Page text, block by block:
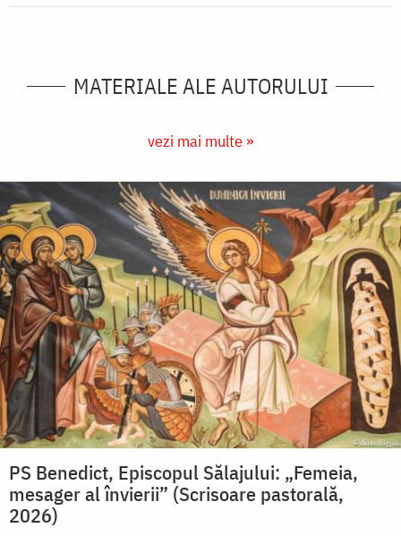
MATERIALE ALE AUTORULUI
vezi mai multe »
PS Benedict, Episcopul Sălajului: „Femeia,
mesager al învierii” (Scrisoare pastorală,
2026)